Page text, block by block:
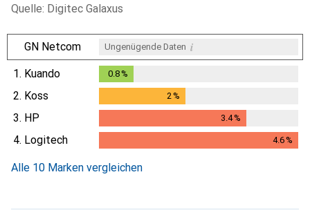
Quelle: Digitec Galaxus
GN Netcom Ungenügende Daten i
1. Kuando 0.8%
2. Koss 2%
3. HP 3.4%
4. Logitech 4.6%
Alle 10 Marken vergleichen